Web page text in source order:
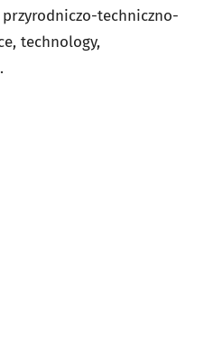
techniczno-
technology,